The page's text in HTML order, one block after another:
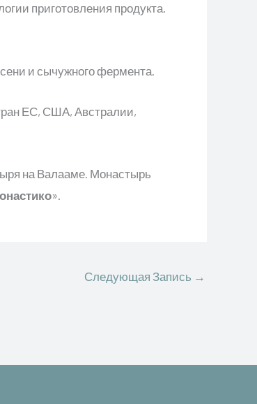
приготовления продукта.
и сычужного фермента.
ЕС, США, Австралии,
на Валааме. Монастырь
».
Следующая Запись →